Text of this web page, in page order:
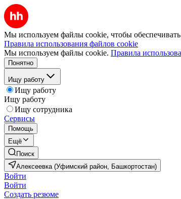
Мы используем файлы cookie, чтобы
Правила использования файлов cookie
Мы используем файлы cookie. Правила
Понятно
Ищу работу
Ищу работу
Ищу работу
Ищу сотрудника
Сервисы
Помощь
Ещё
Поиск
Алексеевка (Уфимский район, Башкортостан)
Войти
Войти
Создать резюме